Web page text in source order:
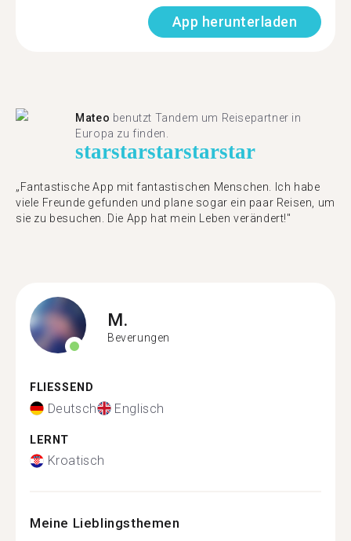
App herunterladen
Mateo benutzt Tandem um Reisepartner in
Europa zu finden.
starstarstarstarstar
„Fantastische App mit fantastischen Menschen. Ich habe
viele Freunde gefunden und plane sogar ein paar Reisen, um
sie zu besuchen. Die App hat mein Leben verändert!"
M.
Beverungen
FLIESSEND
Deutsch Englisch
LERNT
Kroatisch
Meine Lieblingsthemen